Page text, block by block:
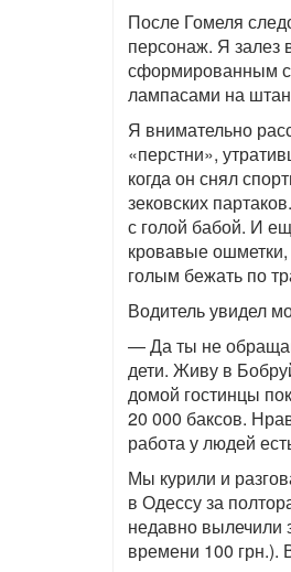
После Гомеля
персонаж. Я залез
сформированным
лампасами на
Я внимательно
«перстни»,
когда он снял
зековских
с голой бабой. И
кровавые
голым бежать по
Водитель увидел
— Да ты не
дети. Живу в
домой гостинцы
20 000 баксов.
работа у людей
Мы курили и
в Одессу за
недавно вылечили
времени 100 грн.).